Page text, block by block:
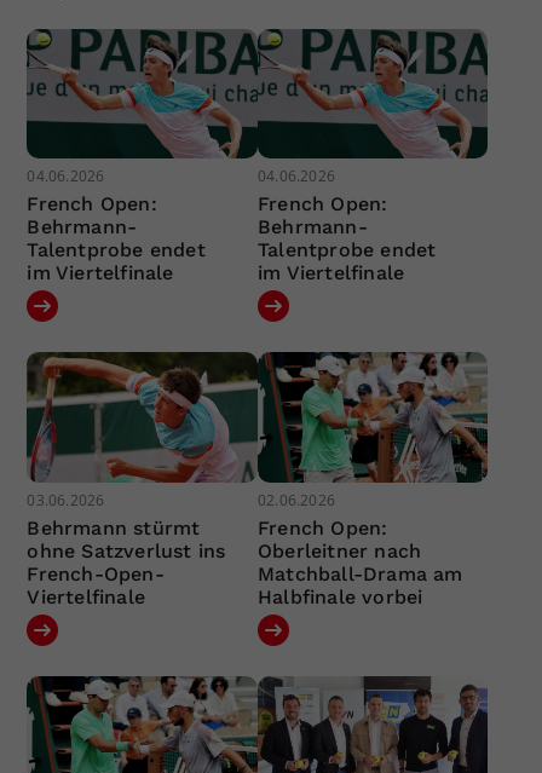
04.06.2026
French Open:
Behrmann-
Talentprobe endet
im Viertelfinale
04.06.2026
French Open:
Behrmann-
Talentprobe endet
im Viertelfinale
03.06.2026
Behrmann stürmt
ohne Satzverlust ins
French-Open-
Viertelfinale
02.06.2026
French Open:
Oberleitner nach
Matchball-Drama am
Halbfinale vorbei